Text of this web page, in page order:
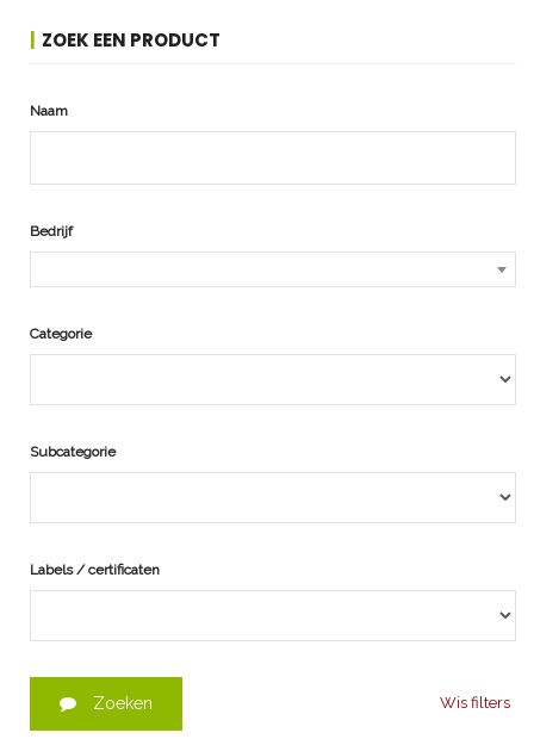
ZOEK EEN PRODUCT
Naam
Bedrijf
Categorie
Subcategorie
Labels / certificaten
Zoeken Wis filters